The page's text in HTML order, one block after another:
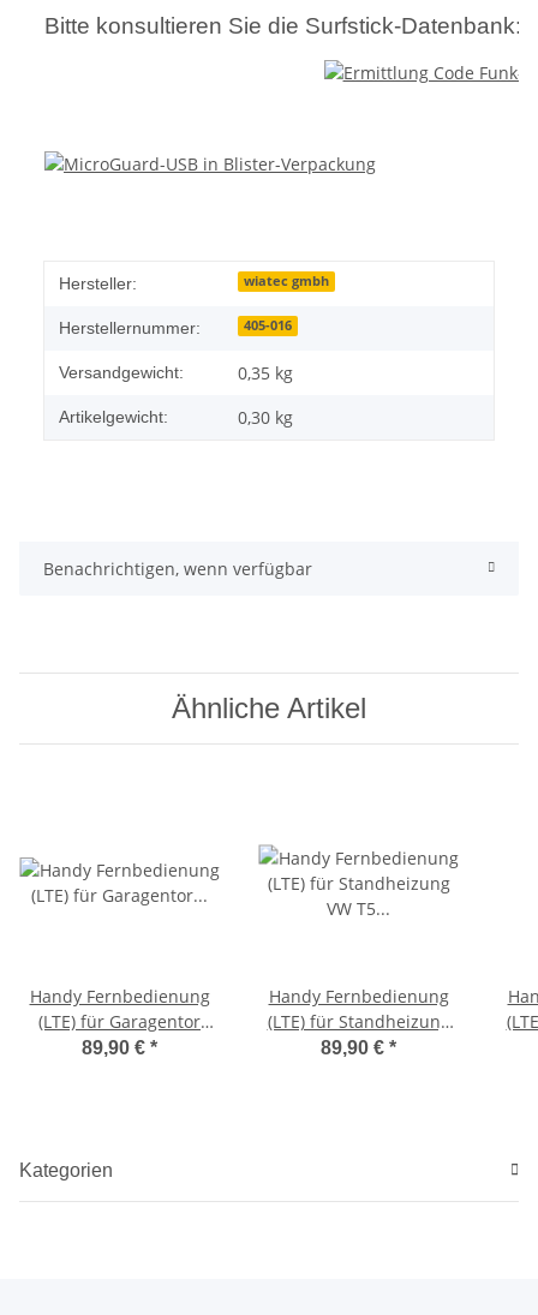
Bitte konsultieren Sie die Surfstick-Datenbank:
Hersteller: wiatec gmbh
Herstellernummer: 405-016
Versandgewicht: 0,35 kg
Artikelgewicht: 0,30 kg
Benachrichtigen, wenn verfügbar
Ähnliche Artikel
Handy Fernbedienung
(LTE) für Garagentor
Einfahrtstor für Beck-O-
89,90 € *
Handy Fernbedienung
(LTE) für Standheizung
VW T5 Multivan
89,90 € *
Kategorien